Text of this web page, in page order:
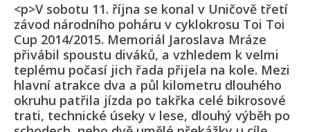
<p>V sobotu 11. října se konal v Uničově třetí
závod národního poháru v cyklokrosu Toi Toi
Cup 2014/2015. Memoriál Jaroslava Mráze
přivábil spoustu diváků, a vzhledem k velmi
teplému počasí jich řada přijela na kole. Mezi
hlavní atrakce dva a půl kilometru dlouhého
okruhu patřila jízda po takřka celé bikrosové
trati, technické úseky v lese, dlouhý výběh po